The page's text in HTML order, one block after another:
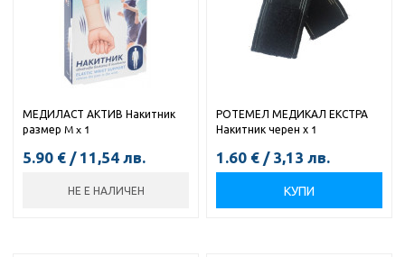
МЕДИЛАСТ АКТИВ Накитник
размер M x 1
5.90 € / 11,54 лв.
НЕ Е НАЛИЧЕН
РОТЕМЕЛ МЕДИКАЛ ЕКСТРА
Накитник черен х 1
1.60 € / 3,13 лв.
КУПИ